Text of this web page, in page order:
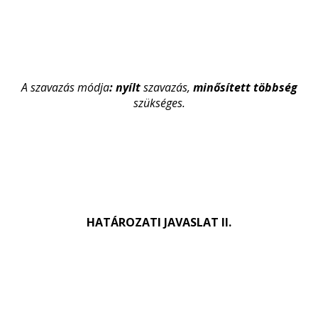
A szavazás módja: nyíltszavazás, minősített többség
szükséges.
HATÁROZATI JAVASLAT II.